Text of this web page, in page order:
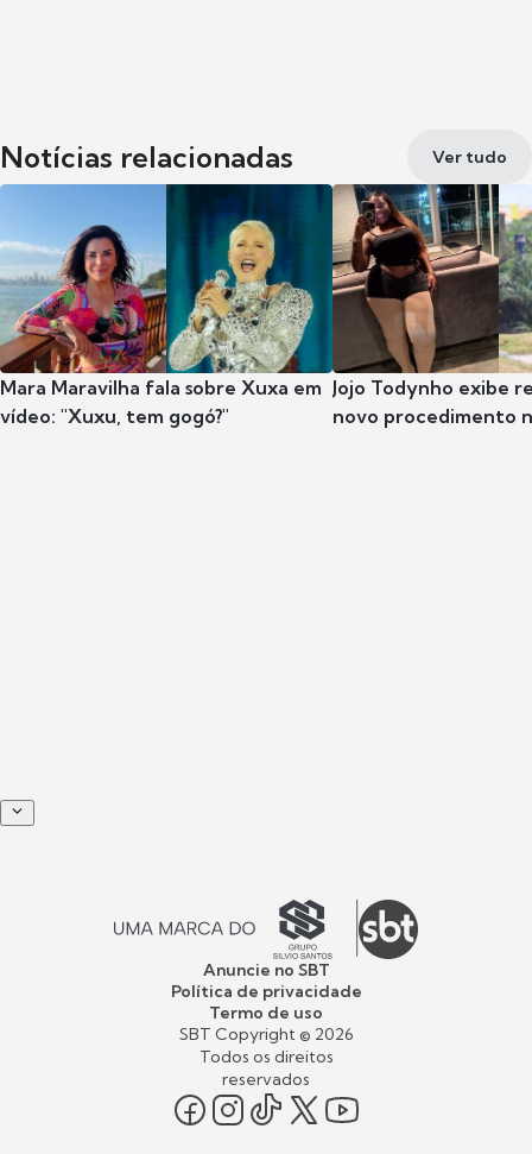
Notícias relacionadas Ver tudo
Mara Maravilha fala sobre Xuxa em
vídeo: "Xuxu, tem gogó?"
Jojo Todynho exibe
novo procedimento
Anuncie no SBT
Política de privacidade
Termo de uso
SBT Copyright © 2026
Todos os direitos
reservados